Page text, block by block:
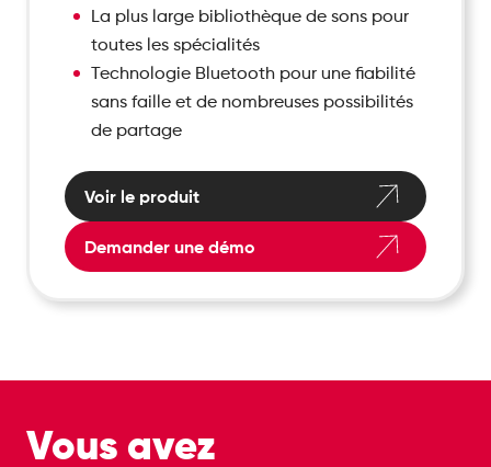
La plus large bibliothèque de sons pour
toutes les spécialités
Technologie Bluetooth pour une fiabilité
sans faille et de nombreuses possibilités
de partage
Voir le produit
Demander une démo
Vous avez